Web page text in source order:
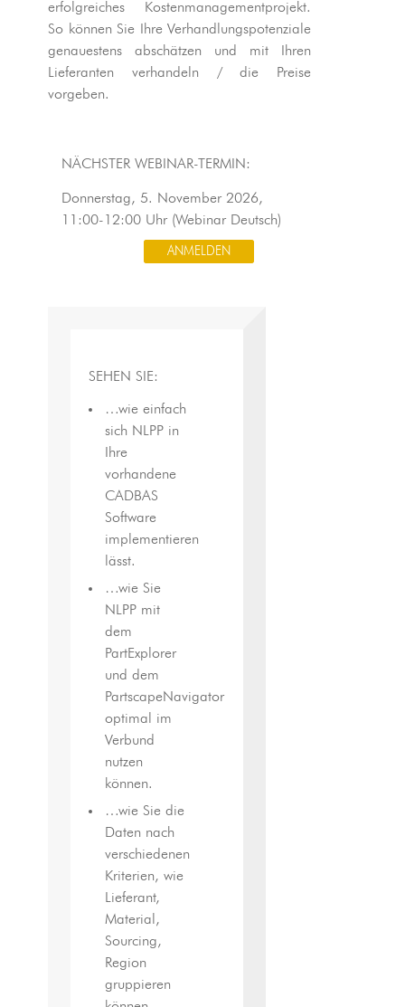
erfolgreiches Kostenmanagementprojekt.
So können Sie Ihre Verhandlungspotenziale
genauestens abschätzen und mit Ihren
Lieferanten verhandeln / die Preise
vorgeben.
NÄCHSTER WEBINAR-TERMIN:
Donnerstag, 5. November 2026,
11:00-12:00 Uhr (Webinar Deutsch)
ANMELDEN
SEHEN SIE:
…wie einfach
sich NLPP in
Ihre
vorhandene
CADBAS
Software
implementieren
lässt.
…wie Sie
NLPP mit
dem
PartExplorer
und dem
PartscapeNavigator
optimal im
Verbund
nutzen
können.
…wie Sie die
Daten nach
verschiedenen
Kriterien, wie
Lieferant,
Material,
Sourcing,
Region
gruppieren